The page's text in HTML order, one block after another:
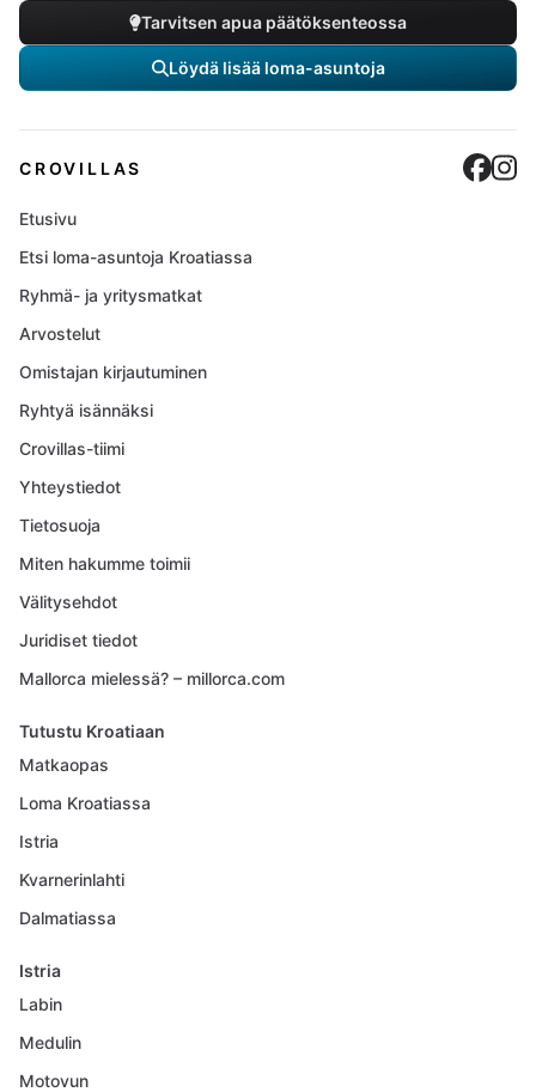
Tarvitsen apua päätöksenteossa
Löydä lisää loma-asuntoja
CROVILLAS
Etusivu
Etsi loma-asuntoja Kroatiassa
Ryhmä- ja yritysmatkat
Arvostelut
Omistajan kirjautuminen
Ryhtyä isännäksi
Crovillas-tiimi
Yhteystiedot
Tietosuoja
Miten hakumme toimii
Välitysehdot
Juridiset tiedot
Mallorca mielessä? – millorca.com
Tutustu Kroatiaan
Matkaopas
Loma Kroatiassa
Istria
Kvarnerinlahti
Dalmatiassa
Istria
Labin
Medulin
Motovun